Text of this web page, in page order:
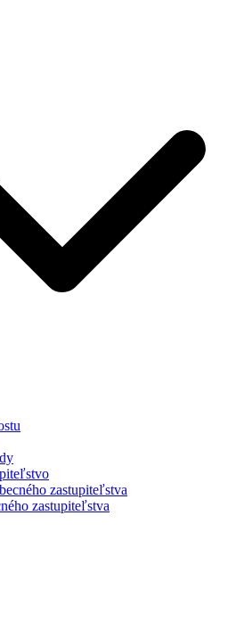
zastupiteľstva
zastupiteľstva